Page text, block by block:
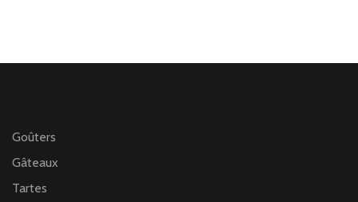
Goûters
Gâteaux
Tartes